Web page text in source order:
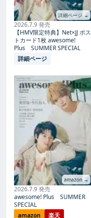
詳細ページ →
2026.7.9 発売
【HMV限定特典】Net×JJ ポス
トカード1枚 awesome!
Plus SUMMER SPECIAL
詳細ページ
amazon →
2026.7.9 発売
awesome! Plus SUMMER
SPECIAL
amazon
楽天